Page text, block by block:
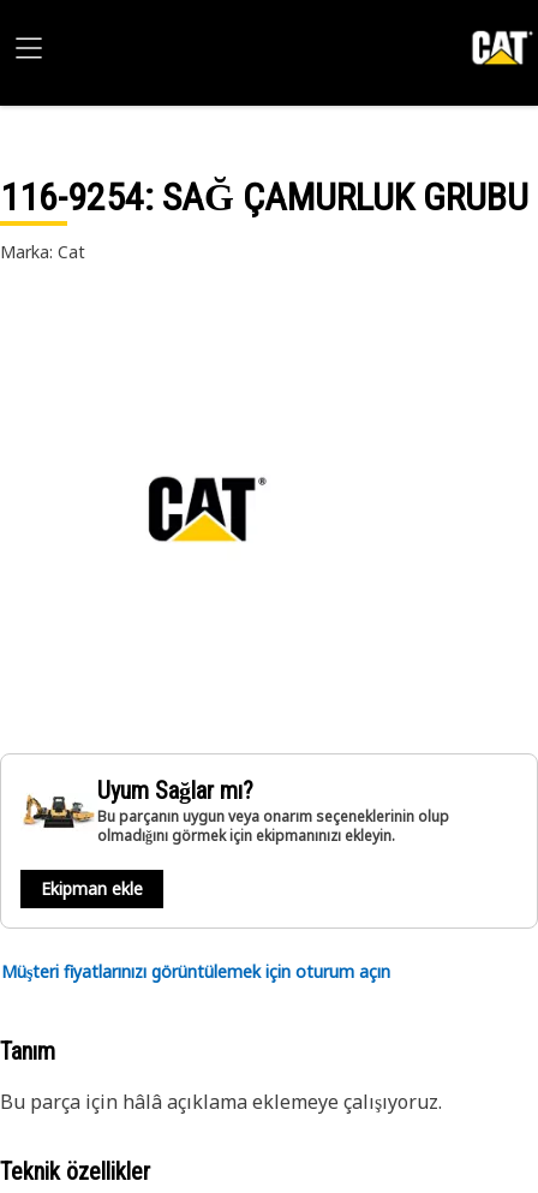
116-9254: SAĞ ÇAMURLUK GRUBU
Marka: Cat
Uyum Sağlar mı?
Bu parçanın uygun veya onarım seçeneklerinin olup
olmadığını görmek için ekipmanınızı ekleyin.
Ekipman ekle
Müşteri fiyatlarınızı görüntülemek için oturum açın
Tanım
Bu parça için hâlâ açıklama eklemeye çalışıyoruz.
Teknik özellikler